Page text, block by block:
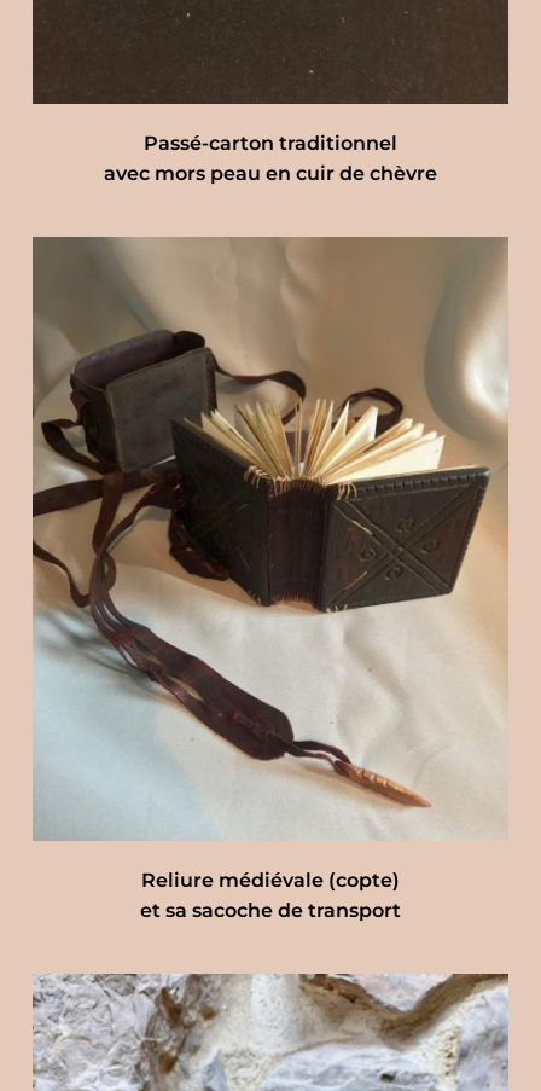
Passé-carton traditionnel
avec mors peau en cuir de chèvre
Reliure médiévale (copte)
et sa sacoche de transport